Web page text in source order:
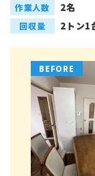
作業人数 2名
回収量 2トン1